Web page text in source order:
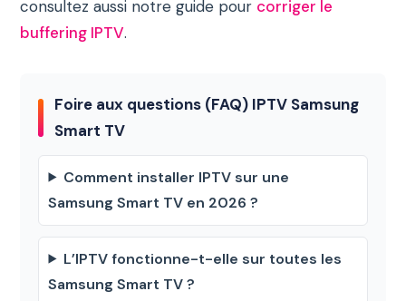
consultez aussi notre guide pour corriger le
buffering IPTV.
Foire aux questions (FAQ) IPTV Samsung
Smart TV
Comment installer IPTV sur une
Samsung Smart TV en 2026 ?
L’IPTV fonctionne-t-elle sur toutes les
Samsung Smart TV ?